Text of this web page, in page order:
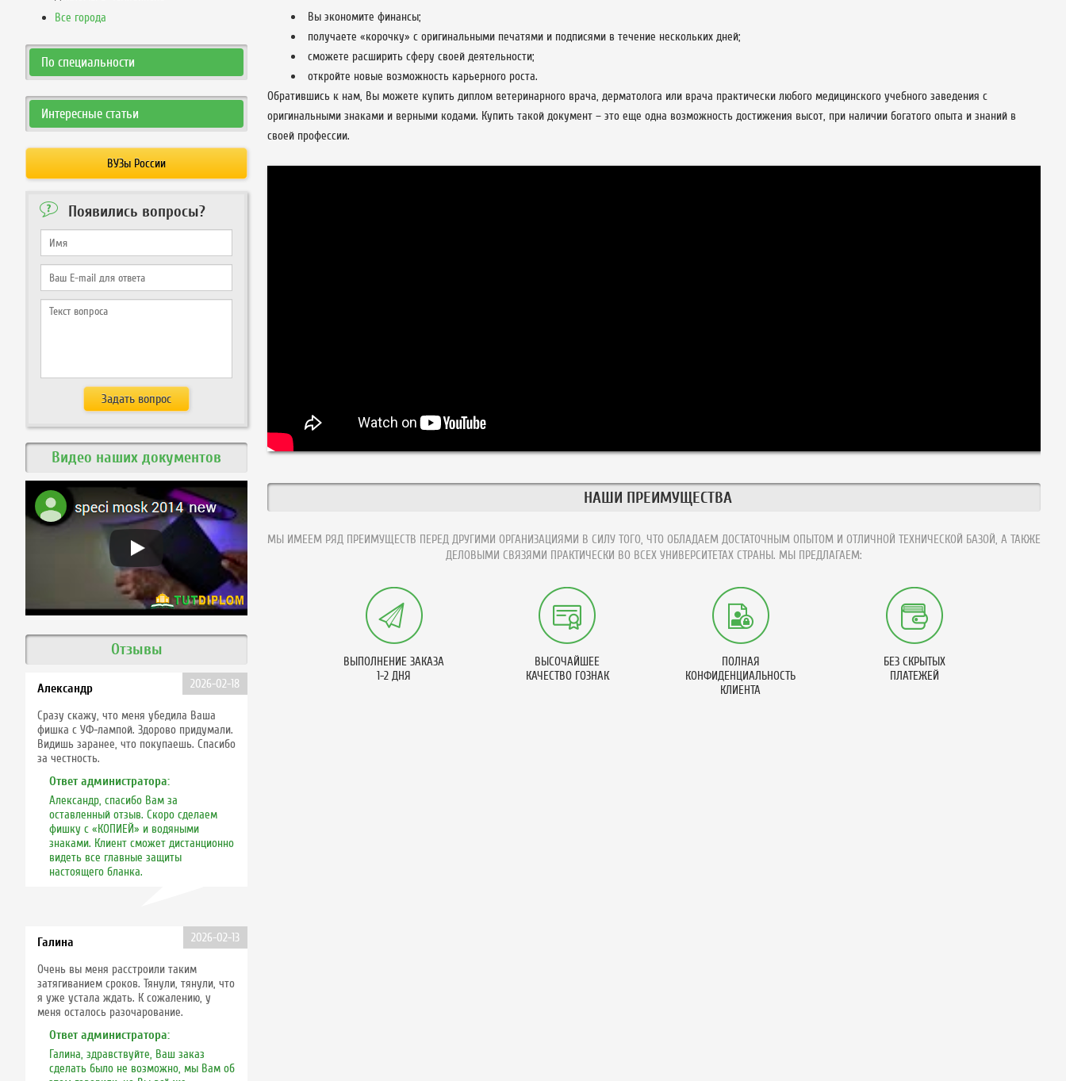
Вы экономите финансы;
получаете «корочку» с оригинальными печатями и подписями в течение нескольких дней;
сможете расширить сферу своей деятельности;
откройте новые возможность карьерного роста.
Обратившись к нам, Вы можете купить диплом ветеринарного врача, дерматолога или врача практически любого медицинского учебного заведения с
оригинальными знаками и верными кодами. Купить такой документ – это еще одна возможность достижения высот, при наличии богатого опыта и знаний в
своей профессии.
НАШИ ПРЕИМУЩЕСТВА
МЫ ИМЕЕМ РЯД ПРЕИМУЩЕСТВ ПЕРЕД ДРУГИМИ ОРГАНИЗАЦИЯМИ В СИЛУ ТОГО, ЧТО ОБЛАДАЕМ ДОСТАТОЧНЫМ ОПЫТОМ И ОТЛИЧНОЙ ТЕХНИЧЕСКОЙ БАЗОЙ, А ТАКЖЕ
ДЕЛОВЫМИ СВЯЗЯМИ ПРАКТИЧЕСКИ ВО ВСЕХ УНИВЕРСИТЕТАХ СТРАНЫ. МЫ ПРЕДЛАГАЕМ:
ВЫПОЛНЕНИЕ ЗАКАЗА
1-2 ДНЯ
ВЫСОЧАЙШЕЕ
КАЧЕСТВО ГОЗНАК
ПОЛНАЯ
КОНФИДЕНЦИАЛЬНОСТЬ
КЛИЕНТА
БЕЗ СКРЫТЫХ
ПЛАТЕЖЕЙ
Все города
По специальности
Интересные статьи
ВУЗы России
Появились вопросы?
Видео наших документов
Отзывы
Александр 2026-02-18
Сразу скажу, что меня убедила Ваша
фишка с УФ-лампой. Здорово придумали.
Видишь заранее, что покупаешь. Спасибо
за честность.
Ответ администратора:
Александр, спасибо Вам за
оставленный отзыв. Скоро сделаем
фишку с «КОПИЕЙ» и водяными
знаками. Клиент сможет дистанционно
видеть все главные защиты
настоящего бланка.
Галина 2026-02-13
Очень вы меня расстроили таким
затягиванием сроков. Тянули, тянули, что
я уже устала ждать. К сожалению, у
меня осталось разочарование.
Ответ администратора:
Галина, здравствуйте, Ваш заказ
сделать было не возможно, мы Вам об